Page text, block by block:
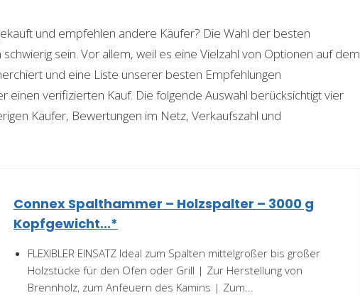
und empfehlen andere Käufer? Die Wahl der besten
schwierig sein. Vor allem, weil es eine Vielzahl von Optionen auf dem
und eine Liste unserer besten Empfehlungen
einen verifizierten Kauf. Die folgende Auswahl berücksichtigt vier
Käufer, Bewertungen im Netz, Verkaufszahl und
Connex Spalthammer – Holzspalter – 3000 g
Kopfgewicht...*
FLEXIBLER EINSATZ Ideal zum Spalten mittelgroßer bis großer
Holzstücke für den Ofen oder Grill | Zur Herstellung von
Brennholz, zum Anfeuern des Kamins | Zum...